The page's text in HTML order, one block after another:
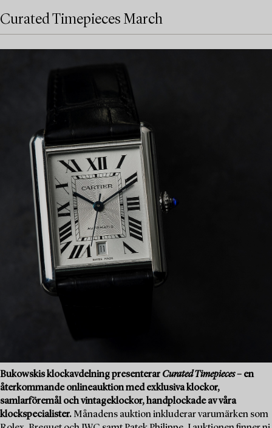
Curated Timepieces March
Bukowskis klockavdelning presenterar Curated Timepieces– en
återkommande onlineauktion med exklusiva klockor,
samlarföremål och vintageklockor, handplockade av våra
klockspecialister.Månadens auktion inkluderar varumärken som